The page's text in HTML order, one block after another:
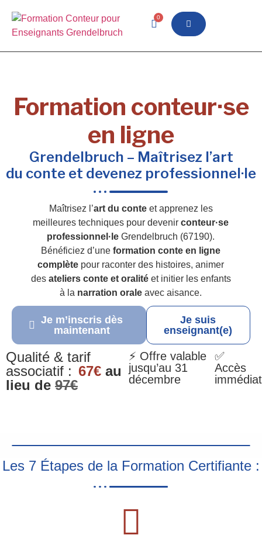
0
Formation conteur·se
en ligne
Grendelbruch – Maîtrisez l’art
du conte et devenez professionnel·le
Maîtrisez l’art du conteet apprenez les
meilleures techniques pour devenirconteur·se
professionnel·le Grendelbruch (67190).
Bénéficiez d’uneformation conte en ligne
complète pour raconter des histoires, animer
des ateliers conte et oralitéet initier les enfants
à la narration orale avec aisance.
Je m’inscris dès
maintenant
Je suis
enseignant(e)
Qualité & tarif
associatif : 67€ au
lieu de 97€
⚡ Offre valable
jusqu’au 31
décembre
✅
Accès
immédiat
Les 7 Étapes de la Formation Certifiante :